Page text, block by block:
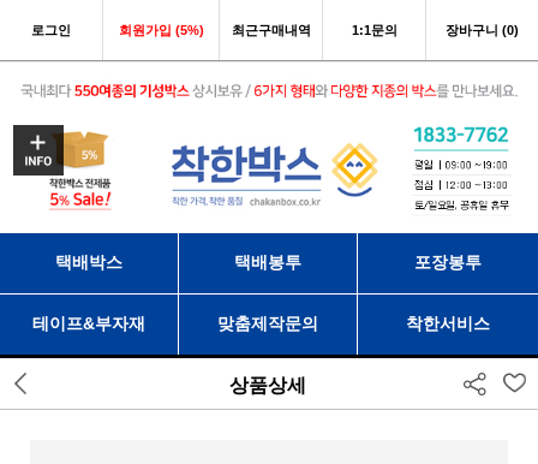
로그인 회원가입 (5%) 최근구매내역 1:1문의 장바구니 (0)
택배박스 택배봉투 포장봉투
테이프&부자재 맞춤제작문의 착한서비스
상품상세